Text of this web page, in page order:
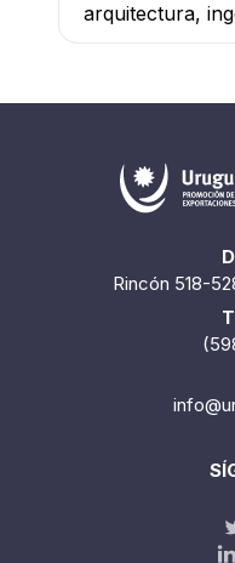
arquitectura,
Rincón 518-